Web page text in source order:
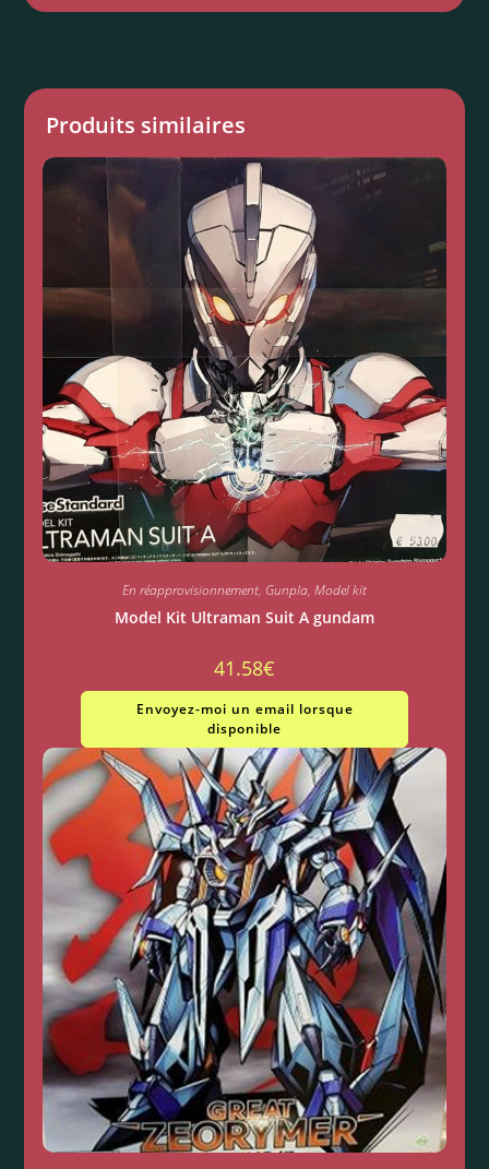
Produits similaires
En réapprovisionnement, Gunpla, Model kit
Model Kit Ultraman Suit A gundam
41.58€
Envoyez-moi un email lorsque
disponible